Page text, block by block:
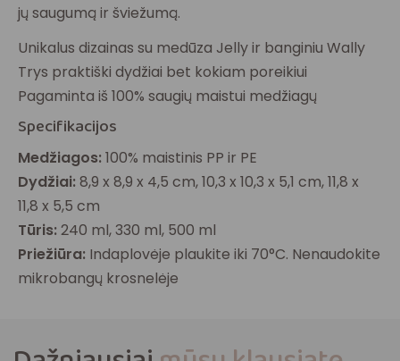
jų saugumą ir šviežumą.
Unikalus dizainas su medūza Jelly ir banginiu Wally
Trys praktiški dydžiai bet kokiam poreikiui
Pagaminta iš 100% saugių maistui medžiagų
Specifikacijos
Medžiagos:100% maistinis PP ir PE
Dydžiai:8,9 x 8,9 x 4,5 cm, 10,3 x 10,3 x 5,1 cm, 11,8 x
11,8 x 5,5 cm
Tūris:240 ml, 330 ml, 500 ml
Priežiūra: Indaplovėje plaukite iki 70°C. Nenaudokite
mikrobangų krosnelėje